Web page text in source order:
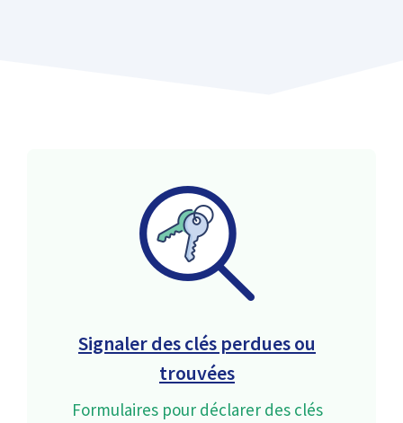
Signaler des clés perdues ou
trouvées
Formulaires pour déclarer des clés